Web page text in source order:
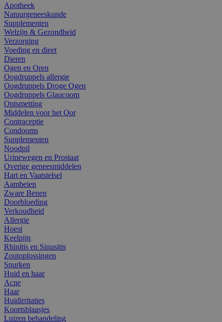
Apotheek
Natuurgeneeskunde
Supplementen
Welzijn & Gezondheid
Verzorging
Voeding en dieet
Dieren
Ogen en Oren
Oogdruppels allergie
Oogdruppels Droge Ogen
Oogdruppels Glaucoom
Ontsmetting
Middelen voor het Oor
Contraceptie
Condooms
Supplementen
Noodpil
Urinewegen en Prostaat
Overige geneesmiddelen
Hart en Vaatstelsel
Aambeien
Zware Benen
Doorbloeding
Verkoudheid
Allergie
Hoest
Keelpijn
Rhinitis en Sinusitis
Zoutoplossingen
Snurken
Huid en haar
Acne
Haar
Huidirritaties
Koortsblaasjes
Luizen behandeling